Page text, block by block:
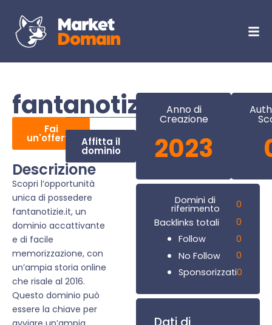
fantanotizie.it
Fai
un'offerta Affitta il
dominio
Descrizione
Scopri l’opportunità
unica di possedere
fantanotizie.it, un
dominio accattivante
e di facile
memorizzazione, con
un’ampia storia online
che risale al 2016.
Questo dominio può
essere la chiave per
Anno di
Creazione
2023
Domini di
riferimento
0
Backlinks totali
0
Follow
0
No Follow
0
Sponsorizzati0